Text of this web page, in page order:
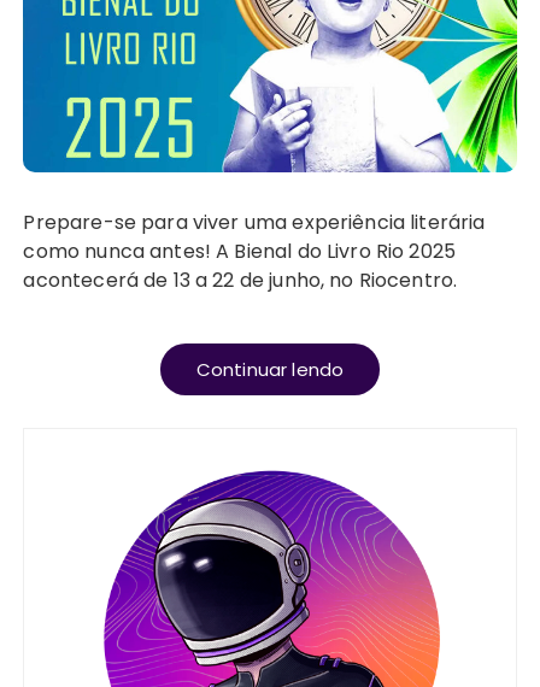
Prepare-se para viver uma experiência literária
como nunca antes! A Bienal do Livro Rio 2025
acontecerá de 13 a 22 de junho, no Riocentro.
Continuar lendo